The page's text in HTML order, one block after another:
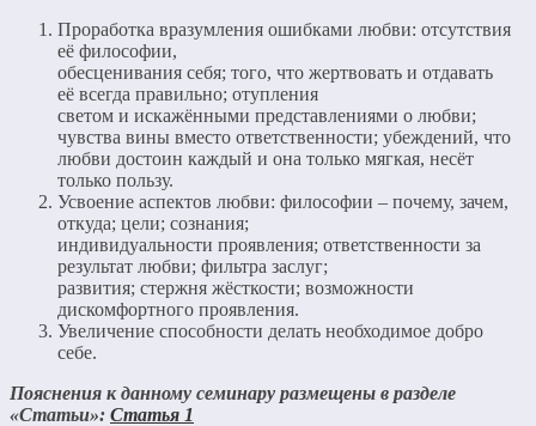
Проработка вразумления ошибками любви: отсутствия
её философии,
обесценивания себя; того, что жертвовать и отдавать
её всегда правильно; отупления
светом и искажёнными представлениями о любви;
чувства вины вместо ответственности; убеждений, что
любви достоин каждый и она только мягкая, несёт
только пользу.
Усвоение аспектов любви: философии – почему, зачем,
откуда; цели; сознания;
индивидуальности проявления; ответственности за
результат любви; фильтра заслуг;
развития; стержня жёсткости; возможности
дискомфортного проявления.
Увеличение способности делать необходимое добро
себе.
Пояснения к данному семинару размещены в разделе
«Статьи»: Статья 1